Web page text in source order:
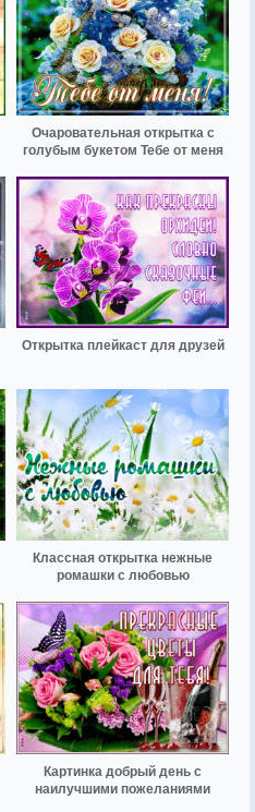
Очаровательная открытка с
голубым букетом Тебе от меня
Открытка плейкаст для друзей
Классная открытка нежные
ромашки с любовью
Картинка добрый день с
наилучшими пожеланиями